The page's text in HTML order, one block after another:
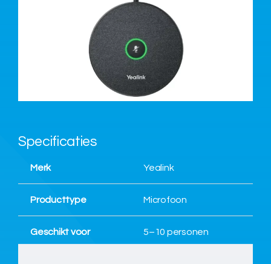
Specificaties
Merk Yealink
Producttype Microfoon
Geschikt voor 5–10 personen